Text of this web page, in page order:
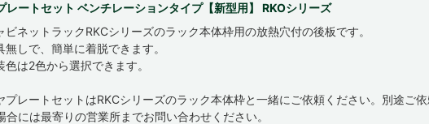
レートセット ベンチレーションタイプ【新型用】 RKOシリーズ
ネットラックRKCシリーズのラック本体枠用の放熱穴付の後板です。
しで、簡単に着脱できます。
は2色から選択できます。
プレートセットはRKCシリーズのラック本体枠と一緒にご依頼ください。別途ご依
合には最寄りの営業所までお問い合わせください。